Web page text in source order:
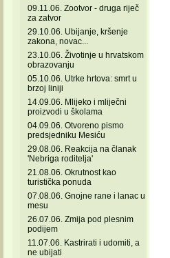
09.11.06. Zootvor - druga riječ
za zatvor
29.10.06. Ubijanje, kršenje
zakona, novac...
23.10.06. Životinje u hrvatskom
obrazovanju
05.10.06. Utrke hrtova: smrt u
brzoj liniji
14.09.06. Mlijeko i mliječni
proizvodi u školama
04.09.06. Otvoreno pismo
predsjedniku Mesiću
29.08.06. Reakcija na članak
'Nebriga roditelja'
21.08.06. Okrutnost kao
turistička ponuda
07.08.06. Gnojne rane i lanac u
mesu
26.07.06. Zmija pod plesnim
podijem
11.07.06. Kastrirati i udomiti, a
ne ubijati